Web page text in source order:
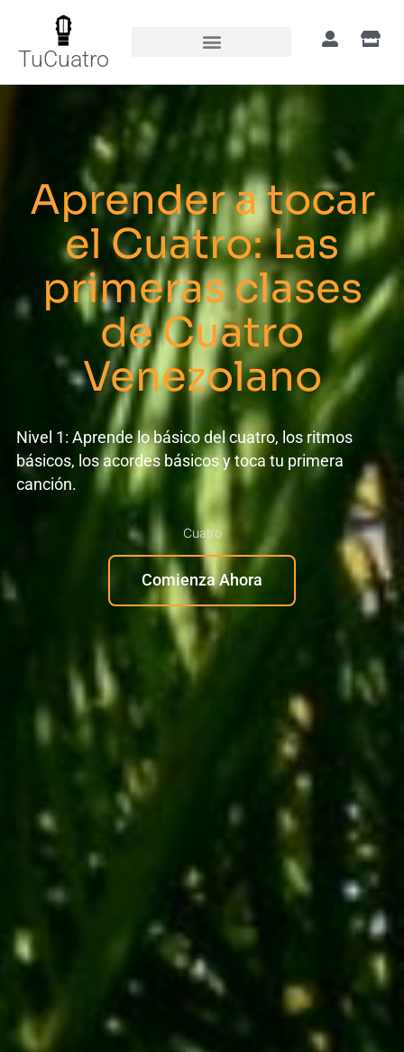
TuCuatro
Aprender a tocar
el Cuatro: Las
primeras clases
de Cuatro
Venezolano
Nivel 1: Aprende lo básico del cuatro, los ritmos
básicos, los acordes básicos y toca tu primera
canción.
Cuatro
Comienza Ahora